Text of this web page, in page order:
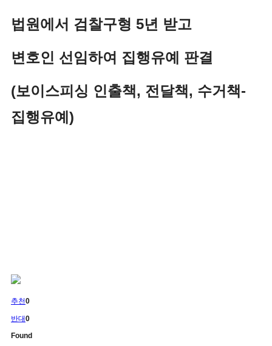
법원에서 검찰구형 5년 받고
변호인 선임하여 집행유예 판결
(보이스피싱 인출책, 전달책, 수거책-
집행유예)
추천0
반대0
Found